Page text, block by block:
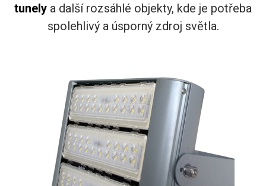
tunely a další rozsáhlé objekty, kde je potřeba
spolehlivý a úsporný zdroj světla.